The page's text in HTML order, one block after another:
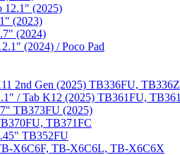
12.1" (2025)
(2023)
(2024)
(2024) / Poco Pad
2nd Gen (2025) TB336FU,
/ Tab K12 (2025) TB361FU,
TB373FU (2025)
TB371FC
TB352FU
X6C6F, TB-X6C6L, TB-X6C6X